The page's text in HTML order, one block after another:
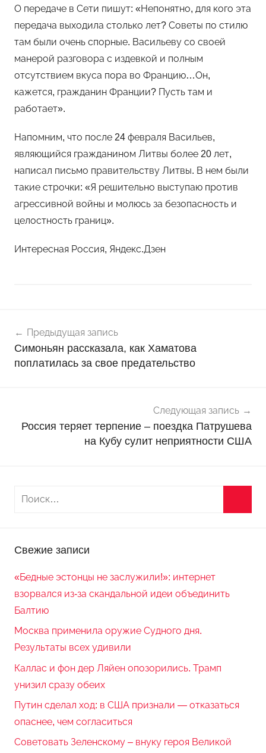
О передаче в Сети пишут: «Непонятно, для кого эта
передача выходила столько лет? Советы по стилю
там были очень спорные. Васильеву со своей
манерой разговора с издевкой и полным
отсутствием вкуса пора во Францию…Он,
кажется, гражданин Франции? Пусть там и
работает».
Напомним, что после 24 февраля Васильев,
являющийся гражданином Литвы более 20 лет,
написал письмо правительству Литвы. В нем были
такие строчки: «Я решительно выступаю против
агрессивной войны и молюсь за безопасность и
целостность границ».
Интересная Россия, Яндекс.Дзен
о
в
о
по
записям
Предыдущая запись
Симоньян рассказала, как Хаматова
поплатилась за свое предательство
Следующая запись
Россия теряет терпение – поездка Патрушева
на Кубу сулит неприятности США
Свежие записи
«Бедные эстонцы не заслужили!»: интернет
взорвался из-за скандальной идеи объединить
Балтию
Москва применила оружие Судного дня.
Результаты всех удивили
Каллас и фон дер Ляйен опозорились. Трамп
унизил сразу обеих
Путин сделал ход: в США признали — отказаться
опаснее, чем согласиться
Советовать Зеленскому – внуку героя Великой